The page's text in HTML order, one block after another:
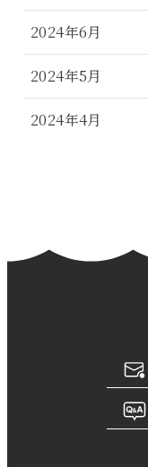
2024年6月
2024年5月
2024年4月
2024年1月
2023年10月